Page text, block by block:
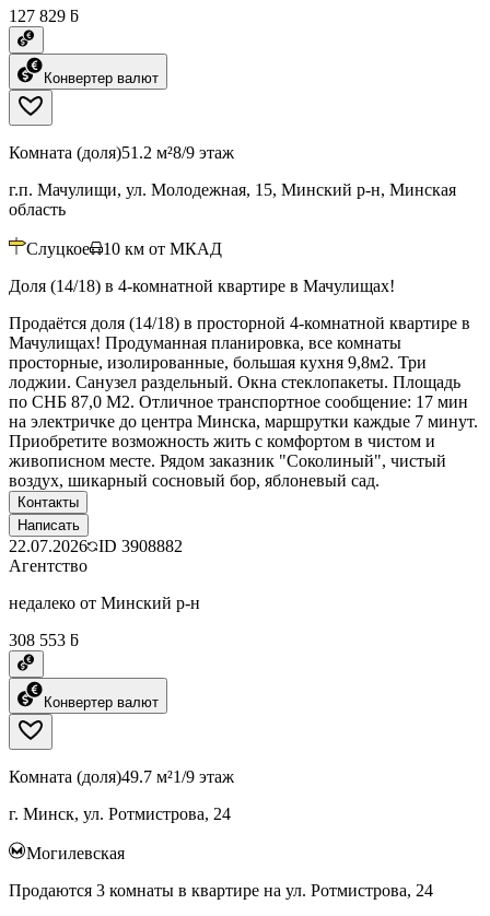
127 829 ƃ
Конвертер валют
Комната (доля)51.2 м²8/9 этаж
г.п. Мачулищи, ул. Молодежная, 15, Минский р-н, Минская
область
Слуцкое 10 км от МКАД
Доля (14/18) в 4-комнатной квартире в Мачулищах!
Продаётся доля (14/18) в просторной 4-комнатной квартире в
Мачулищах! Продуманная планировка, все комнаты
просторные, изолированные, большая кухня 9,8м2. Три
лоджии. Санузел раздельный. Окна стеклопакеты. Площадь
по СНБ 87,0 М2. Отличное транспортное сообщение: 17 мин
на электричке до центра Минска, маршрутки каждые 7 минут.
Приобретите возможность жить с комфортом в чистом и
живописном месте. Рядом заказник "Соколиный", чистый
воздух, шикарный сосновый бор, яблоневый сад.
Контакты
Написать
22.07.2026 ID 3908882
Агентство
недалеко от Минский р-н
308 553 ƃ
Конвертер валют
Комната (доля)49.7 м²1/9 этаж
г. Минск, ул. Ротмистрова, 24
Могилевская
Продаются 3 комнаты в квартире на ул. Ротмистрова, 24